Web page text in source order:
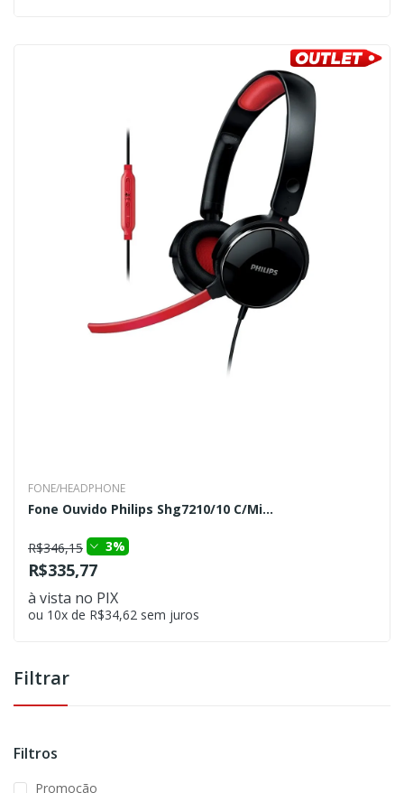
FONE/HEADPHONE
Fone Ouvido Philips Shg7210/10 C/Mi...
R$346,15 3%
R$335,77
à vista no PIX
ou 10x de R$34,62 sem juros
Filtrar
Filtros
Promoção